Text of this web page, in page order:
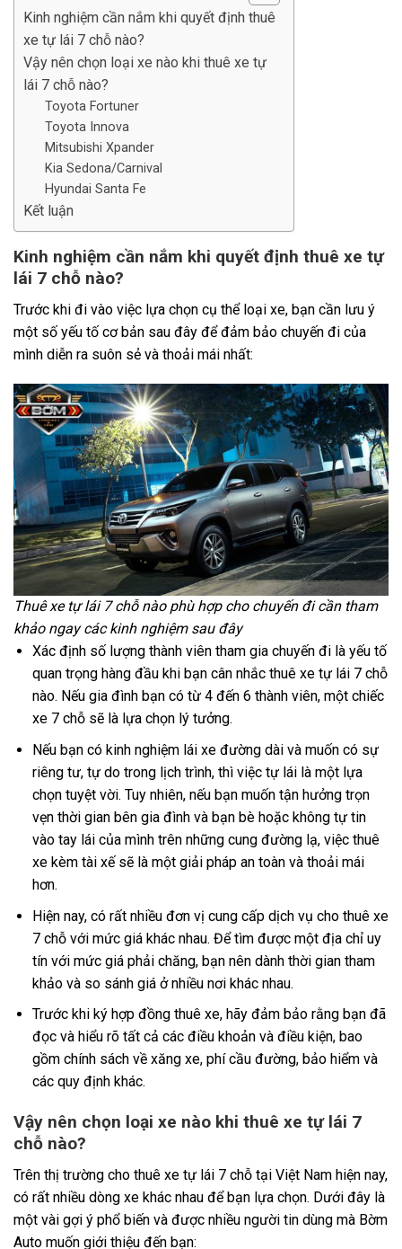
Kinh nghiệm cần nắm khi quyết định thuê
xe tự lái 7 chỗ nào?
Vậy nên chọn loại xe nào khi thuê xe tự
lái 7 chỗ nào?
Toyota Fortuner
Toyota Innova
Mitsubishi Xpander
Kia Sedona/Carnival
Hyundai Santa Fe
Kết luận
Kinh nghiệm cần nắm khi quyết định thuê xe tự
lái 7 chỗ nào?
Trước khi đi vào việc lựa chọn cụ thể loại xe, bạn cần lưu ý
một số yếu tố cơ bản sau đây để đảm bảo chuyến đi của
mình diễn ra suôn sẻ và thoải mái nhất:
Thuê xe tự lái 7 chỗ nào phù hợp cho chuyến đi cần tham
khảo ngay các kinh nghiệm sau đây
Xác định số lượng thành viên tham gia chuyến đi là yếu tố
quan trọng hàng đầu khi bạn cân nhắc thuê xe tự lái 7 chỗ
nào. Nếu gia đình bạn có từ 4 đến 6 thành viên, một chiếc
xe 7 chỗ sẽ là lựa chọn lý tưởng.
Nếu bạn có kinh nghiệm lái xe đường dài và muốn có sự
riêng tư, tự do trong lịch trình, thì việc tự lái là một lựa
chọn tuyệt vời. Tuy nhiên, nếu bạn muốn tận hưởng trọn
vẹn thời gian bên gia đình và bạn bè hoặc không tự tin
vào tay lái của mình trên những cung đường lạ, việc thuê
xe kèm tài xế sẽ là một giải pháp an toàn và thoải mái
hơn.
Hiện nay, có rất nhiều đơn vị cung cấp dịch vụ cho thuê xe
7 chỗ với mức giá khác nhau. Để tìm được một địa chỉ uy
tín với mức giá phải chăng, bạn nên dành thời gian tham
khảo và so sánh giá ở nhiều nơi khác nhau.
Trước khi ký hợp đồng thuê xe, hãy đảm bảo rằng bạn đã
đọc và hiểu rõ tất cả các điều khoản và điều kiện, bao
gồm chính sách về xăng xe, phí cầu đường, bảo hiểm và
các quy định khác.
Vậy nên chọn loại xe nào khi thuê xe tự lái 7
chỗ nào?
Trên thị trường cho thuê xe tự lái 7 chỗ tại Việt Nam hiện nay,
có rất nhiều dòng xe khác nhau để bạn lựa chọn. Dưới đây là
một vài gợi ý phổ biến và được nhiều người tin dùng mà Bờm
Auto muốn giới thiệu đến bạn: